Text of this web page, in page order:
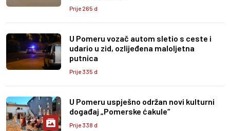
Prije 265 d
U Pomeru vozač autom sletio s ceste i
udario u zid, ozlijeđena maloljetna
putnica
Prije 335 d
U Pomeru uspješno održan novi kulturni
događaj „Pomerske ćakule“
Prije 338 d